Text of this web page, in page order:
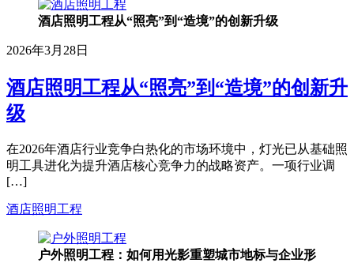
酒店照明工程从“照亮”到“造境”的创新升级
2026年3月28日
酒店照明工程从“照亮”到“造境”的创新升
级
在2026年酒店行业竞争白热化的市场环境中，灯光已从基础照
明工具进化为提升酒店核心竞争力的战略资产。一项行业调
[…]
酒店照明工程
户外照明工程：如何用光影重塑城市地标与企业形